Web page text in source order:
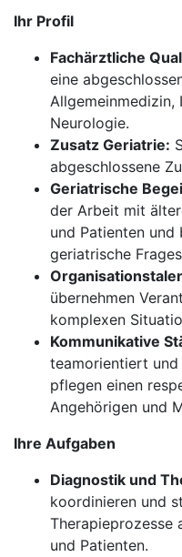
Ihr Profil
Fachärztliche
eine
Allgemeinmedizin,
Neurologie.
Zusatz Geriatrie:
abgeschlossene
Geriatrische
der Arbeit mit
und Patienten
geriatrische
übernehmen
komplexen
Kommunikative
teamorientiert
pflegen einen
Angehörigen und
Ihre Aufgaben
Diagnostik und
koordinieren und
Therapieprozesse
und Patienten.